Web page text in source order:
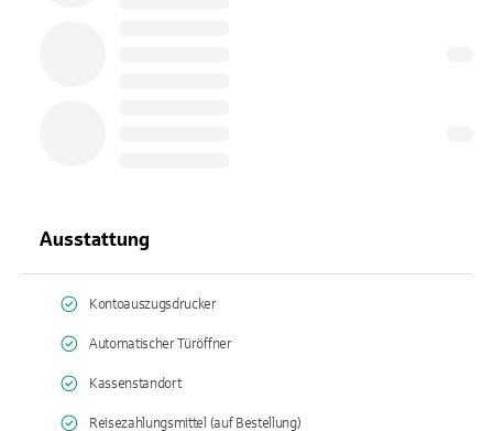
Ausstattung
Kontoauszugsdrucker
Automatischer Türöffner
Kassenstandort
Reisezahlungsmittel (auf Bestellung)